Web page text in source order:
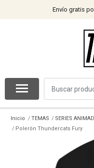
Envío gratis
Inicio TEMAS SERIES
Polerón Thundercats Fury